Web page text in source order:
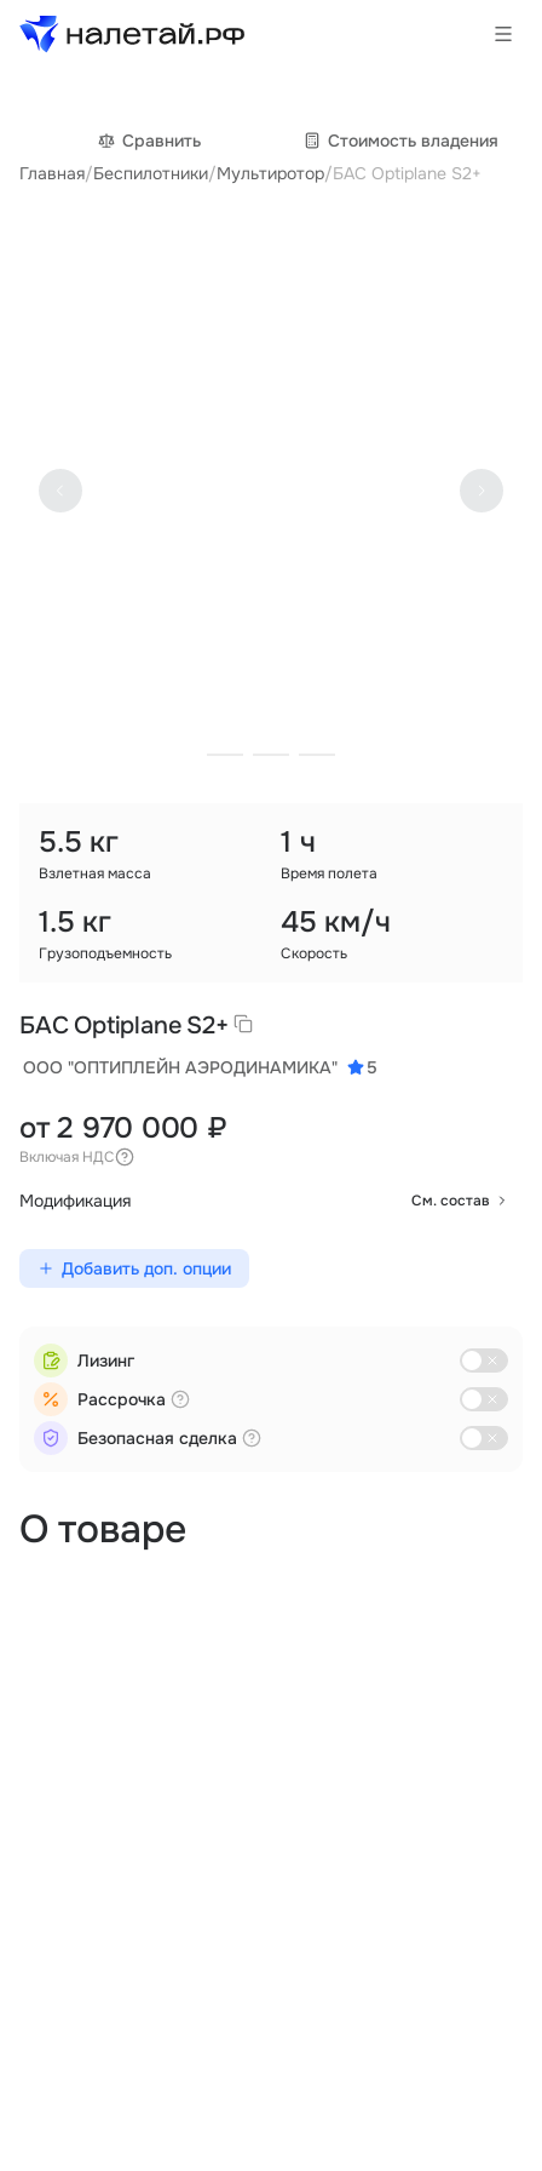
Товары
Услуги
Государственные программы
Партнеры
Сравнить
Cтоимость владения
Главная/Беспилотники/Мультиротор/БАС Optiplane S2+
5.5 кг
Взлетная масса
1 ч
Время полета
1.5 кг
Грузоподъемность
45 км/ч
Скорость
О товаре
БАС Optiplane S2+
ООО "ОПТИПЛЕЙН АЭРОДИНАМИКА" 5
от 2 970 000 ₽
Включая НДС
Модификация См. состав
Добавить доп. опции
Лизинг
Рассрочка
Безопасная сделка